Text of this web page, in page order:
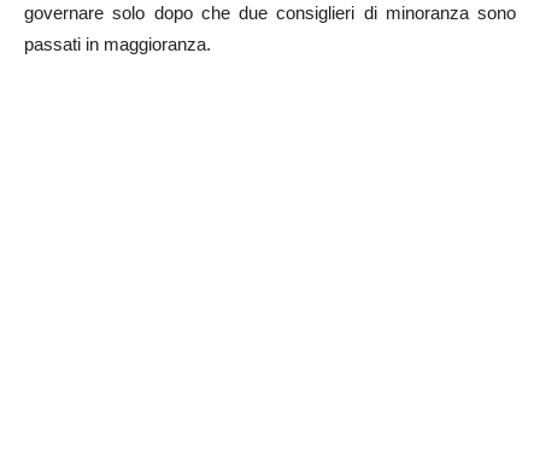
governare solo dopo che due consiglieri di minoranza sono
passati in maggioranza.